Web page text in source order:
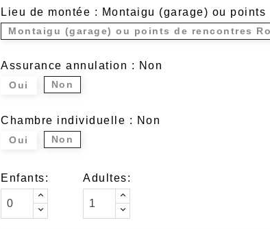
Lieu de montée : Montaigu (garage) ou
Montaigu (garage) ou points de rencontres
Assurance annulation : Non
Oui Non
Chambre individuelle : Non
Oui Non
Enfants: Adultes: